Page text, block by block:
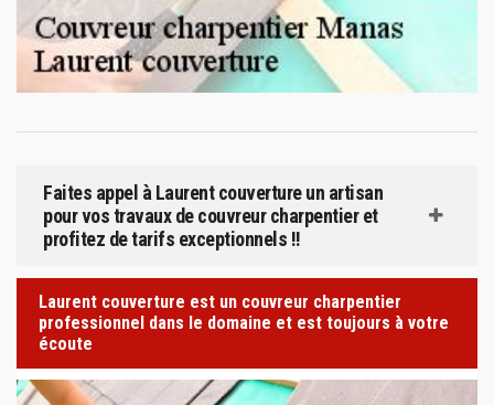
Faites appel à Laurent couverture un artisan
pour vos travaux de couvreur charpentier et
profitez de tarifs exceptionnels !!
Laurent couverture est un couvreur charpentier
professionnel dans le domaine et est toujours à votre
écoute